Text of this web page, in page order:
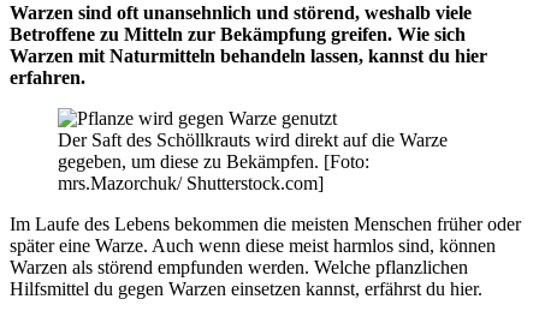
Warzen sind oft unansehnlich und störend, weshalb viele
Betroffene zu Mitteln zur Bekämpfung greifen. Wie sich
Warzen mit Naturmitteln behandeln lassen, kannst du hier
erfahren.
Der Saft des Schöllkrauts wird direkt auf die Warze
gegeben, um diese zu Bekämpfen. [Foto:
mrs.Mazorchuk/ Shutterstock.com]
Im Laufe des Lebens bekommen die meisten Menschen früher oder
später eine Warze. Auch wenn diese meist harmlos sind, können
Warzen als störend empfunden werden. Welche pflanzlichen
Hilfsmittel du gegen Warzen einsetzen kannst, erfährst du hier.